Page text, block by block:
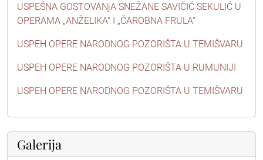
USPEŠNA GOSTOVANjA SNEŽANE SAVIČIĆ SEKULIĆ U
OPERAMA „ANŽELIKA“ I „ČAROBNA FRULA“
USPEH OPERE NARODNOG POZORIŠTA U TEMIŠVARU
USPEH OPERE NARODNOG POZORIŠTA U RUMUNIJI
USPEH OPERE NARODNOG POZORIŠTA U TEMIŠVARU
Galerija